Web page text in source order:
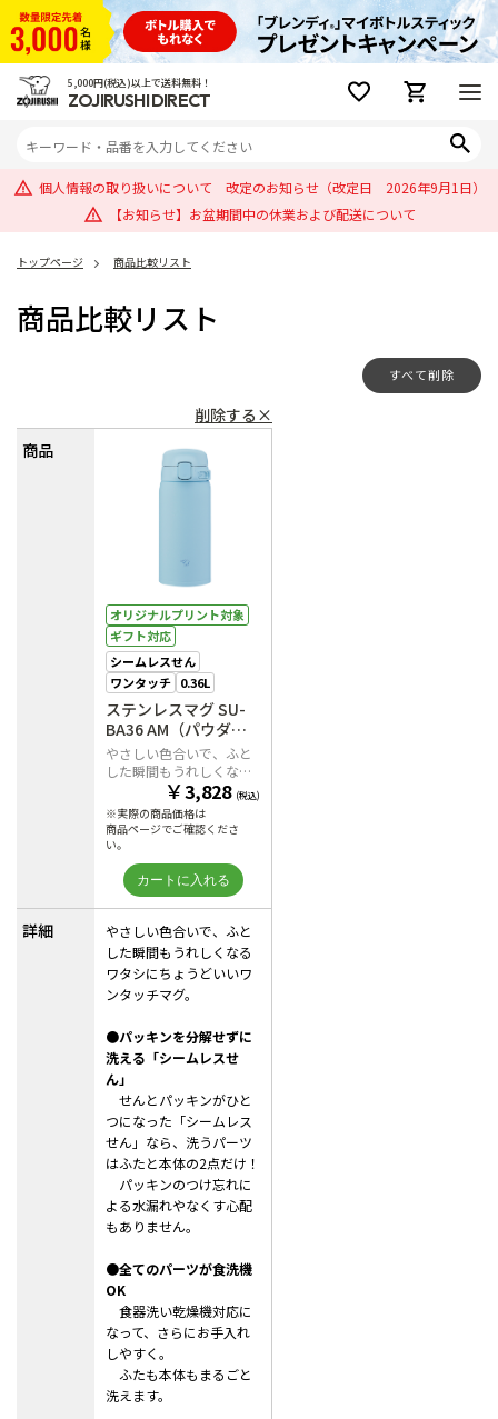
5,000円(税込)以上で送料無料！
ZOJIRUSHI DIRECT
個人情報の取り扱いについて 改定のお知らせ（改定日 2026年9月1日）
【お知らせ】お盆期間中の休業および配送について
トップページ 商品比較リスト
商品比較リスト
すべて削除
商品
詳細
削除する×
オリジナルプリント対象
ギフト対応
シームレスせん
ワンタッチ 0.36L
ステンレスマグ SU-
BA36 AM（パウダー
ブルー）
やさしい色合いで、ふと
した瞬間もうれしくなる
ワタシにちょうどいいワ
ンタッチマグ。
￥3,828 (税込)
※実際の商品価格は
商品ページでご確認くださ
い。
やさしい色合いで、ふと
した瞬間もうれしくなる
ワタシにちょうどいいワ
ンタッチマグ。
●パッキンを分解せずに
洗える「シームレスせ
ん」
せんとパッキンがひと
つになった「シームレス
せん」なら、洗うパーツ
はふたと本体の2点だけ！
パッキンのつけ忘れに
よる水漏れやなくす心配
もありません。
●全てのパーツが食洗機
OK
食器洗い乾燥機対応に
なって、さらにお手入れ
しやすく。
ふたも本体もまるごと
洗えます。